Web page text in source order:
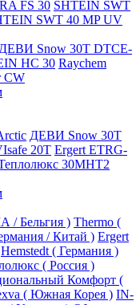
FS 30 SHTEIN SWT
SWT 40 MP UV
ДЕВИ Snow 30T DTCE-
HC 30 Raychem
CW
ДЕВИ Snow 30T
20T Ergert ETRG-
30МНТ2
/ Бельгия ) Thermo (
/ Китай ) Ergert
Hemstedt ( Германия )
( Россия )
Комфорт (
( Южная Корея ) IN-